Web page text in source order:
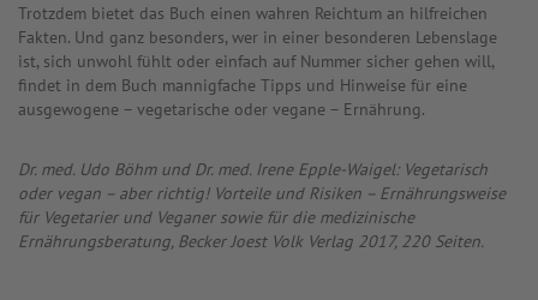
Trotzdem bietet das Buch einen wahren Reichtum an hilfreichen
Fakten. Und ganz besonders, wer in einer besonderen Lebenslage
ist, sich unwohl fühlt oder einfach auf Nummer sicher gehen will,
findet in dem Buch mannigfache Tipps und Hinweise für eine
ausgewogene – vegetarische oder vegane – Ernährung.
Dr. med. Udo Böhm und Dr. med. Irene Epple-Waigel: Vegetarisch
oder vegan – aber richtig! Vorteile und Risiken – Ernährungsweise
für Vegetarier und Veganer sowie für die medizinische
Ernährungsberatung, Becker Joest Volk Verlag 2017, 220 Seiten.